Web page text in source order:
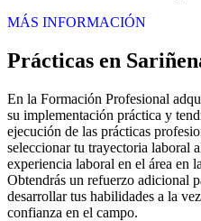
MÁS INFORMACIÓN
Prácticas en
En la Formación Profesional
su implementación práctica y
ejecución de las prácticas
seleccionar tu trayectoria laboral
experiencia laboral en el área en
Obtendrás un refuerzo adicional
desarrollar tus habilidades a la
confianza en el campo.